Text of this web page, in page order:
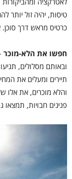
טיסות, יהיה זול יותר
כרטיס מראש דרך
חפשו את הלא-מוכר
ובאותם מסלולים,
תיירים ומעלים את
והלא מוכרים, את אלו
פנינים חבויות, תמצאו